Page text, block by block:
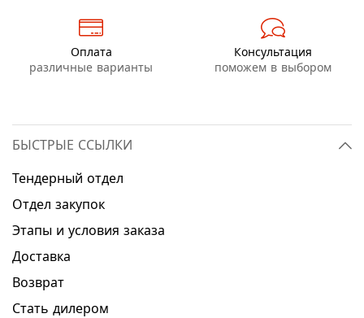
Оплата
различные варианты
Консультация
поможем в выбором
БЫСТРЫЕ ССЫЛКИ
Тендерный отдел
Отдел закупок
Этапы и условия заказа
Доставка
Возврат
Стать дилером